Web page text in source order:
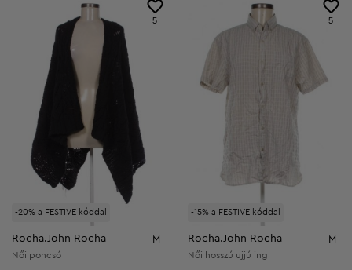
-20% a FESTIVE kóddal
5
Rocha.John Rocha M
Női poncsó
-15% a FESTIVE kóddal
5
Rocha.John Rocha M
Női hosszú ujjú ing